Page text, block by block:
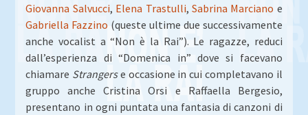
Giovanna Salvucci, Elena Trastulli, Sabrina Marciano e
Gabriella Fazzino (queste ultime due successivamente
anche vocalist a “Non è la Rai”). Le ragazze, reduci
dall’esperienza di “Domenica in” dove si facevano
chiamare Strangerse occasione in cui completavano il
gruppo anche Cristina Orsi e Raffaella Bergesio,
presentano in ogni puntata una fantasia di canzoni di